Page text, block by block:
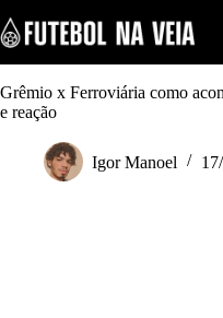
k
i
p
t
o
Grêmio x Ferroviária como
e reação
Igor Manoel